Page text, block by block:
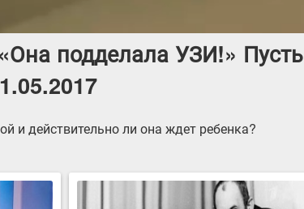
подделала УЗИ!» Пусть
и действительно ли она ждет ребенка?